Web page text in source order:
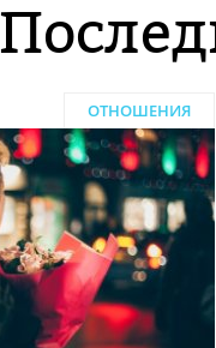
ОТНОШЕНИЯ